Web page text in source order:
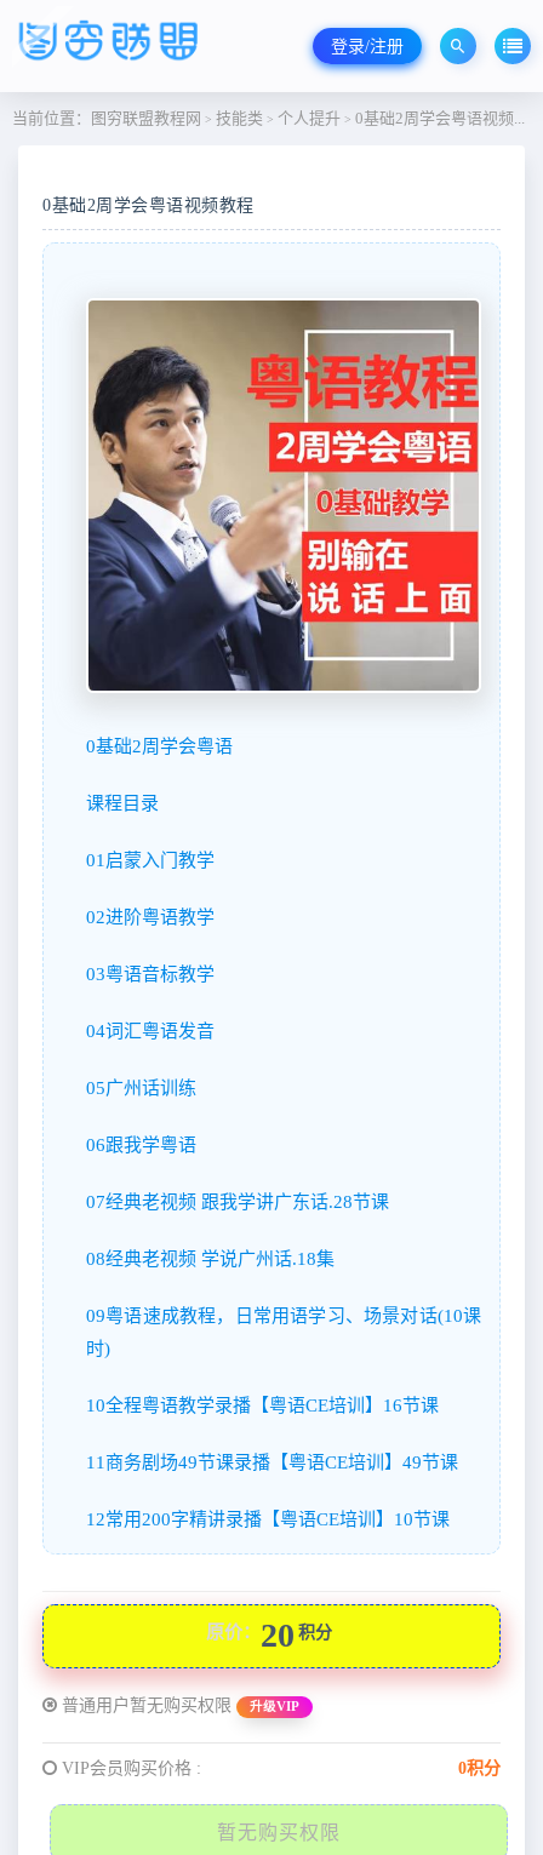
登录/注册
当前位置： 图穷联盟教程网 > 技能类 > 个人提升 > 0基础2周学会粤语视频教程
0基础2周学会粤语视频教程
0基础2周学会粤语
课程目录
01启蒙入门教学
02进阶粤语教学
03粤语音标教学
04词汇粤语发音
05广州话训练
06跟我学粤语
07经典老视频 跟我学讲广东话.28节课
08经典老视频 学说广州话.18集
09粤语速成教程，日常用语学习、场景对话(10课
时)
10全程粤语教学录播【粤语CE培训】16节课
11商务剧场49节课录播【粤语CE培训】49节课
12常用200字精讲录播【粤语CE培训】10节课
原价： 20 积分
普通用户暂无购买权限 升级VIP
VIP会员购买价格 : 0积分
暂无购买权限